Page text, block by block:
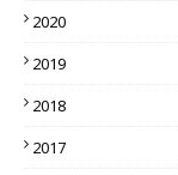
2020
2019
2018
2017